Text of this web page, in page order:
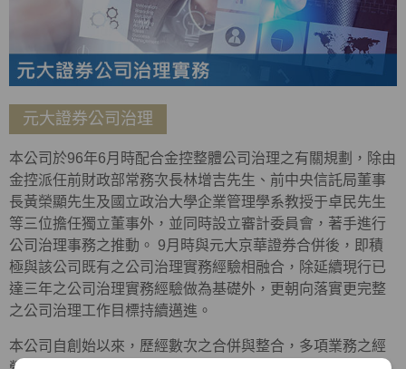
元大證券公司治理
本公司於96年6月時配合金控整體公司治理之有關規劃，除由
金控派任前財政部常務次長林增吉先生、前中央信託局董事
長黃榮顯先生及國立政治大學企業管理學系教授于卓民先生
等三位擔任獨立董事外，並同時設立審計委員會，著手進行
公司治理事務之推動。 9月時與元大京華證券合併後，即積
極與該公司既有之公司治理實務經驗相融合，除延續現行已
達三年之公司治理實務經驗做為基礎外，更朝向落實更完整
之公司治理工作目標持續邁進。
本公司自創始以來，歷經數次之合併與整合，多項業務之經